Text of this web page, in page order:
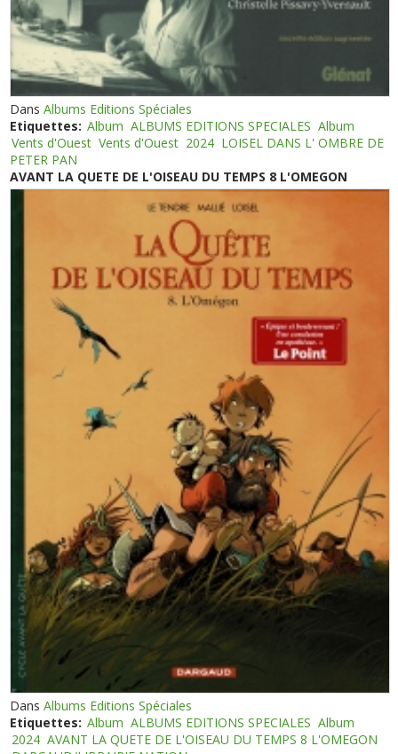
DansAlbums Editions Spéciales
Etiquettes: Album ALBUMS EDITIONS SPECIALES Album
Vents d'Ouest Vents d'Ouest 2024 LOISEL DANS L' OMBRE DE
PETER PAN
AVANT LA QUETE DE L'OISEAU DU TEMPS 8 L'OMEGON
DansAlbums Editions Spéciales
Etiquettes: Album ALBUMS EDITIONS SPECIALES Album
2024 AVANT LA QUETE DE L'OISEAU DU TEMPS 8 L'OMEGON